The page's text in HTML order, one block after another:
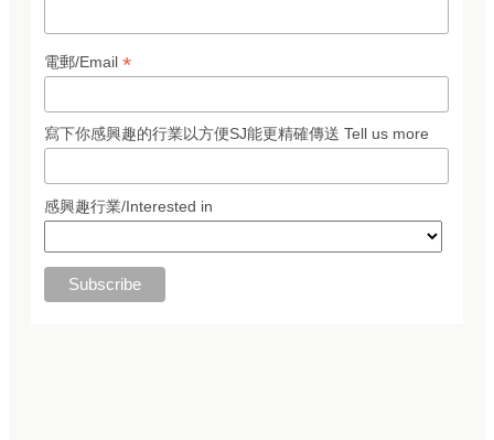
電郵/Email *
寫下你感興趣的行業以方便SJ能更精確傳送 Tell us more
感興趣行業/Interested in